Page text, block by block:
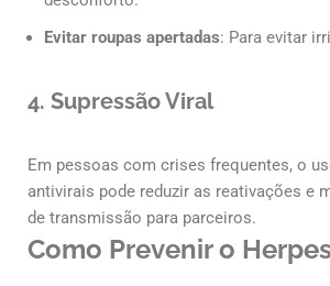
Evitar roupas apertadas: Para evitar
4. Supressão Viral
Em pessoas com crises frequentes, o
antivirais pode reduzir as reativações e
de transmissão para parceiros.
Como Prevenir o